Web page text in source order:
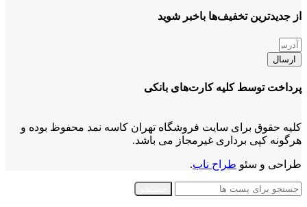
از جدیدترین تخفیف‌ها باخبر شوید
ارسال
پرداخت توسط کلیه کارت‌های بانکی
کلیه حقوق برای سایت فروشگاه تهران کاسه نمد محفوظ بوده و
هرگونه کپی برداری غیرمجاز می باشد.
طراحی و سئو طراح ناب.